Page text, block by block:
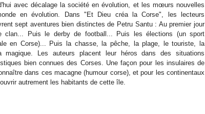
avec décalage la société en évolution, et les mœurs nouvelles
en évolution. Dans "Et Dieu créa la Corse", les lecteurs
sept aventures bien distinctes de Petru Santu : Au premier jour
clan... Puis le derby de football... Puis les élections (un sport
en Corse)... Puis la chasse, la pêche, la plage, le touriste, la
magique. Les auteurs placent leur héros dans des situations
bien connues des Corses. Une façon pour les insulaires de
dans ces macagne (humour corse), et pour les continentaux
autrement les habitants de cette île.